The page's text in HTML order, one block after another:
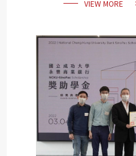
MOST is Nearly
VIEW MORE